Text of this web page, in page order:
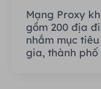
Mạng Proxy
gồm 200 địa
nhắm mục
gia, thành